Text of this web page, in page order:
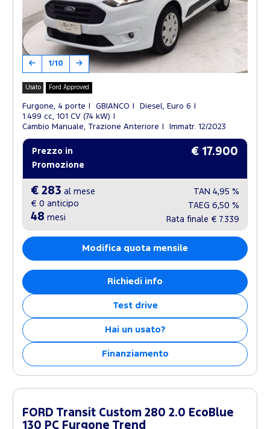
1/10
Usato Ford Approved
Furgone, 4 porte GBIANCO
Diesel, Euro 6
1.499 cc, 101 CV (74 kW)
Cambio Manuale, Trazione Anteriore
Immatr. 12/2023
Prezzo in
Promozione
€ 17.900
€ 283 al mese
€ 0 anticipo
48 mesi
TAN 4,95 %
TAEG 6,50 %
Rata finale € 7.339
Modifica quota mensile
Richiedi info
Test drive
Hai un usato?
Finanziamento
FORD Transit Custom 280 2.0 EcoBlue
130 PC Furgone Trend